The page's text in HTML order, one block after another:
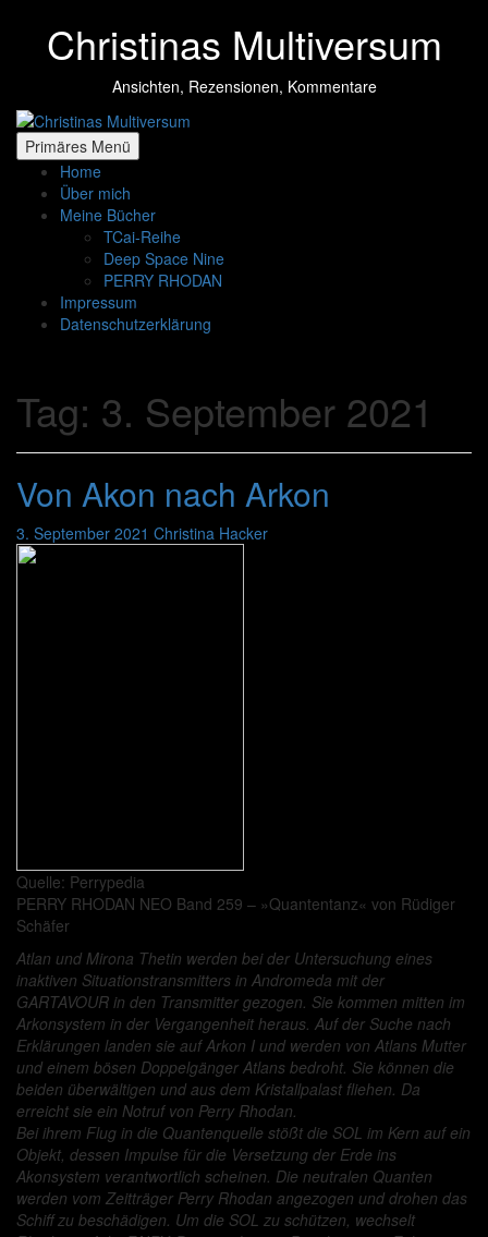
springenChristinas Multiversum
Ansichten, Rezensionen, Kommentare
Primäres Menü
Home
Über mich
Meine Bücher
TCai-Reihe
Deep Space Nine
PERRY RHODAN
Impressum
Datenschutzerklärung
Tag: 3. September 2021
Von Akon nach Arkon
3. September 2021 Christina Hacker
Quelle: Perrypedia
PERRY RHODAN NEO Band 259 – »Quantentanz« von Rüdiger
Schäfer
Atlan und Mirona Thetin werden bei der Untersuchung eines
inaktiven Situationstransmitters in Andromeda mit der
GARTAVOUR in den Transmitter gezogen. Sie kommen mitten im
Arkonsystem in der Vergangenheit heraus. Auf der Suche nach
Erklärungen landen sie auf Arkon I und werden von Atlans Mutter
und einem bösen Doppelgänger Atlans bedroht. Sie können die
beiden überwältigen und aus dem Kristallpalast fliehen. Da
erreicht sie ein Notruf von Perry Rhodan.
Bei ihrem Flug in die Quantenquelle stößt die SOL im Kern auf ein
Objekt, dessen Impulse für die Versetzung der Erde ins
Akonsystem verantwortlich scheinen. Die neutralen Quanten
werden vom Zeitträger Perry Rhodan angezogen und drohen das
Schiff zu beschädigen. Um die SOL zu schützen, wechselt